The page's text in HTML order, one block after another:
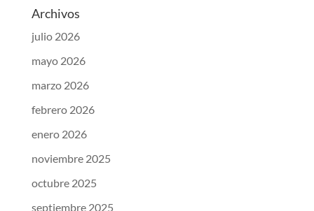
Archivos
julio 2026
mayo 2026
marzo 2026
febrero 2026
enero 2026
noviembre 2025
octubre 2025
septiembre 2025